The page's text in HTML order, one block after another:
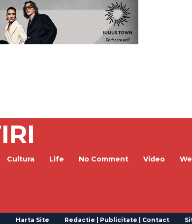
Cultura Life No Comment Video
Harta Site Redactie | Publicitate | Contact